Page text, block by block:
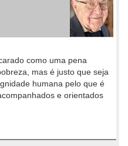
como uma pena
mas é justo que seja
humana pelo que é
e orientados